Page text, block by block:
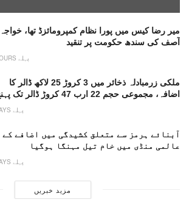
میر رضا کیس میں پورا نظام کمپرومائزڈ تھا، خواجہ
آصف کی سندھ حکومت پر تنقید
3 HOURS پہلے
ملکی زرمبادلہ ذخائر میں 3 کروڑ 25 لاکھ ڈالر کا
اضافہ، مجموعی حجم 22 ارب 47 کروڑ ڈالر تک پہنچ گیا
3 DAYS پہلے
آبنائے ہرمز سے متعلق کشیدگی میں اضافے کے
عالمی منڈی میں خام تیل مہنگا ہوگیا
3 DAYS پہلے
مزید خبریں